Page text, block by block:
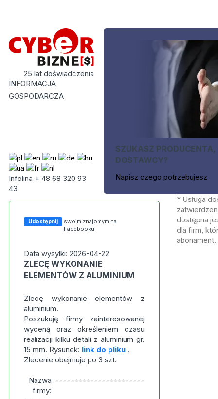
25 lat doświadczenia
INFORMACJA
GOSPODARCZA
Infolina + 48 68 320 93
43
SZUKASZ PRODUCENTA,
DOSTAWCY?
Napisz czego potrzebujesz
Udostępnij
swoim znajomym na
Facebooku
Data wysylki: 2026-04-22
ZLECĘ WYKONANIE
ELEMENTÓW Z ALUMINIUM
Zlecę wykonanie elementów z
aluminium.
Poszukuję firmy zainteresowanej
wyceną oraz określeniem czasu
realizacji kilku detali z aluminium gr.
15 mm. Rysunek: link do pliku.
Zlecenie obejmuje po 3 szt.
Nazwa
firmy:
***********************
* Usługa
dostępna
dla firm,
abonament.